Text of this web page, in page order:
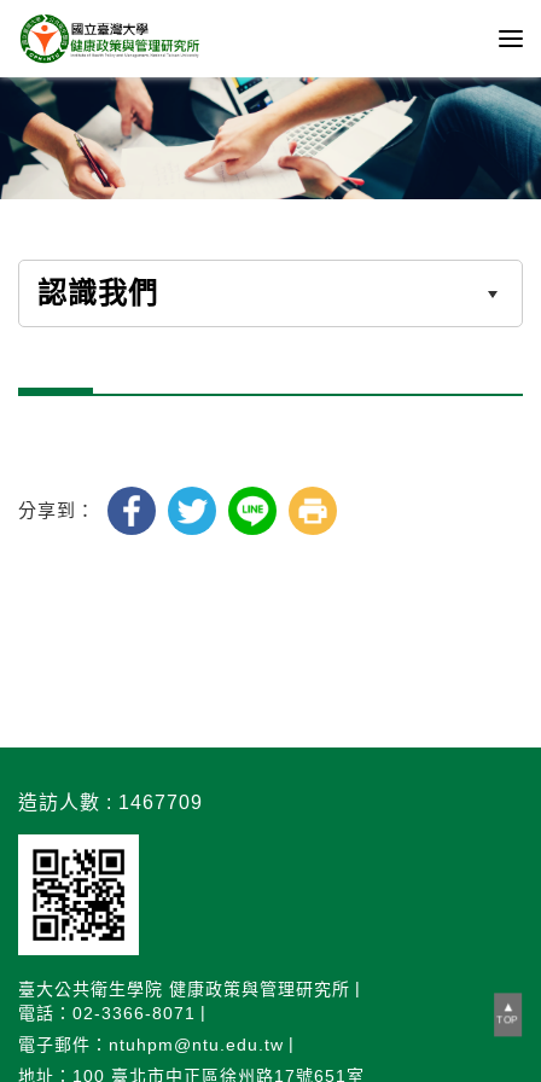
認識我們
分享到：
TOP
造訪人數 : 1467709
臺大公共衛生學院 健康政策與管理研究所
電話：02-3366-8071
電子郵件：ntuhpm@ntu.edu.tw
地址：100 臺北市中正區徐州路17號651室